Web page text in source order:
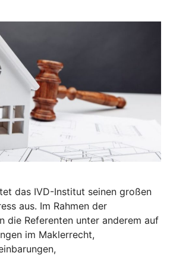
das IVD-Institut seinen großen
aus. Im Rahmen der
die Referenten unter anderem auf
im Maklerrecht,